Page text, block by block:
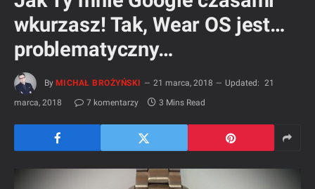
wkurzasz! Tak, Wear OS jest…
problematyczny…
By MICHAŁ BROŻYŃSKI 21 marca, 2018 Updated: 21
marca, 2018
7 komentarzy 3 Mins Read